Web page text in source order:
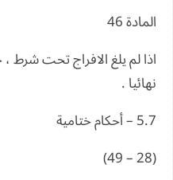
المادة 46
اذا لم يلغ الافراج تحت شرط
نهائيا .
5.7 – أحكام ختامية
(28 – 49)